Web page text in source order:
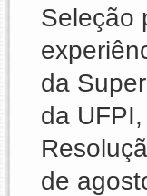
Seleção
da
da
de